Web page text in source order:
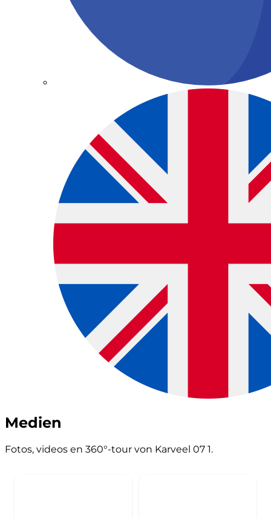
Medien
Fotos, videos en 360°-tour von Karveel 07 1.